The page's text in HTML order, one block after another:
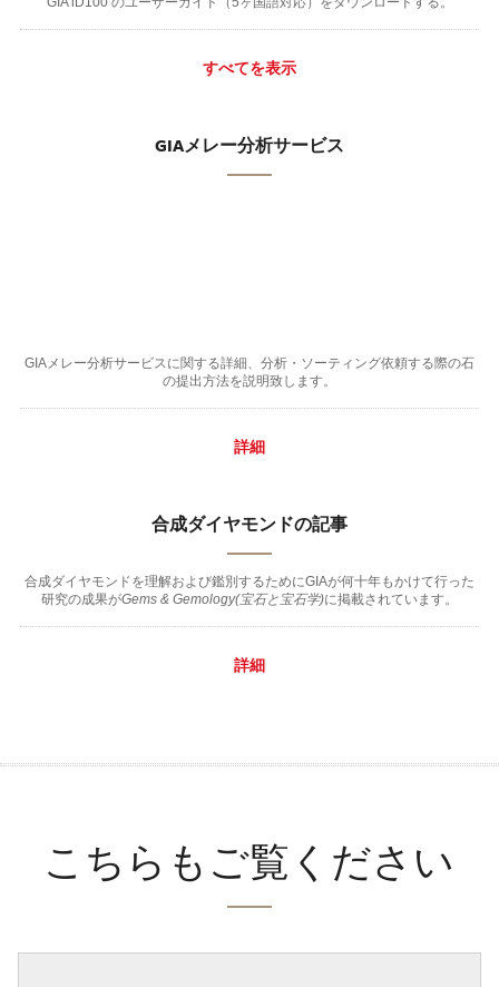
すべてを表示
GIAメレー分析サービス
GIAメレー分析サービスに関する詳細、分析・ソーティング依頼する際の石
の提出方法を説明致します。
詳細
合成ダイヤモンドの記事
合成ダイヤモンドを理解および鑑別するためにGIAが何十年もかけて行った
研究の成果がGems & Gemology(宝石と宝石学)に掲載されています。
詳細
こちらもご覧ください